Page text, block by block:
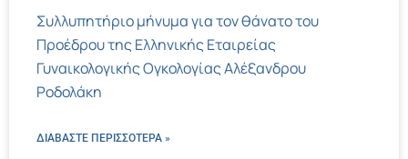
Συλλυπητήριο μήνυμα για τον θάνατο του
Προέδρου της Ελληνικής Εταιρείας
Γυναικολογικής Ογκολογίας Αλέξανδρου
Ροδολάκη
ΔΙΑΒΑΣΤΕ ΠΕΡΙΣΣΌΤΕΡΑ »